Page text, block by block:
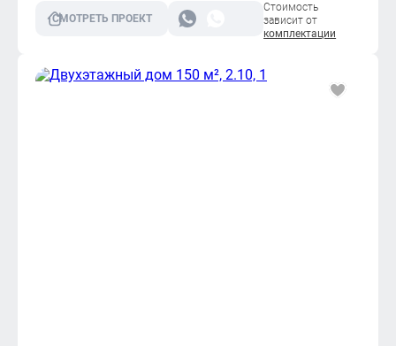
СМОТРЕТЬ ПРОЕКТ
Стоимость
зависит от
комплектации